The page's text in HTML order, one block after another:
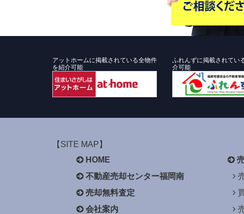
アットホームに掲載されている全物件
を紹介可能
ふれんずに掲載されてい
介可能
【SITE MAP】
HOME
不動産売却センター福岡南
売却無料査定
会社案内